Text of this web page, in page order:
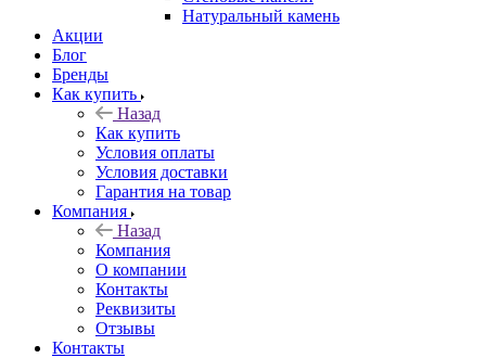
Натуральный камень
Акции
Блог
Бренды
Как купить
Назад
Как купить
Условия оплаты
Условия доставки
Гарантия на товар
Компания
Назад
Компания
О компании
Контакты
Реквизиты
Отзывы
Контакты